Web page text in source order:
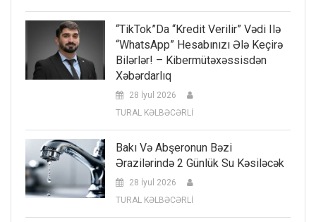
“TikTok”da “kredit Verilir” Vədi Ilə
“WhatsApp” Hesabınızı Ələ Keçirə
Bilərlər! – Kibermütəxəssisdən
Xəbərdarlıq
28 İyul 2026
TURAL KƏLBƏCƏRLİ
Bakı Və Abşeronun Bəzi
Ərazilərində 2 Günlük Su Kəsiləcək
28 İyul 2026
TURAL KƏLBƏCƏRLİ